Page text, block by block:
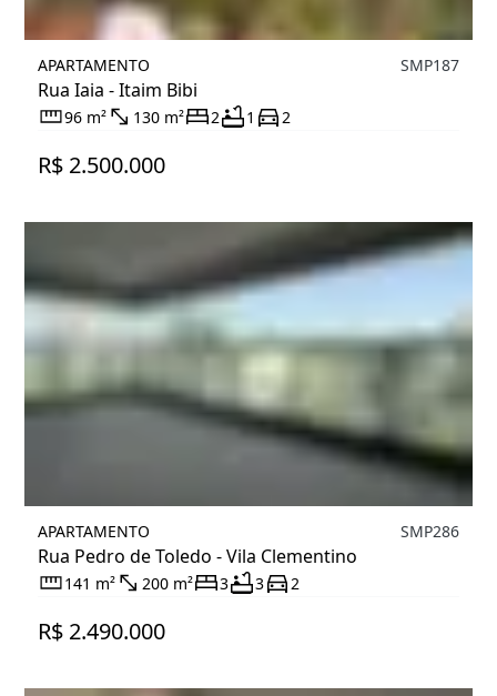
APARTAMENTO
Rua Iaia - Itaim Bibi
SMP187
96 m² 130 m² 2 1 2
R$ 2.500.000
APARTAMENTO
Rua Pedro de Toledo - Vila Clementino
SMP286
141 m² 200 m² 3 3 2
R$ 2.490.000